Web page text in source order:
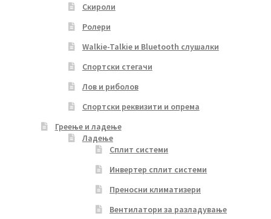
Скироли
Ролери
Walkie-Talkie и Bluetooth слушалки
Спортски стегачи
Лов и риболов
Спортски реквизити и опрема
Греење и ладење
Ладење
Сплит системи
Инвертер сплит системи
Преносни климатизери
Вентилатори за разладување